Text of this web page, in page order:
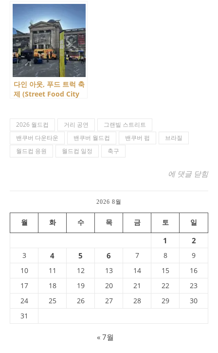
Music’ 파트 1
다인 아웃, 푸드 트럭 축
제 (Street Food City
2026 월드컵 거리 공연
그랜빌 스트리트
밴쿠버 다운타운
밴쿠버 월드컵 밴쿠버 펍
브라질
월드컵 응원
월드컵 일정 축구
2026 월드컵
에 댓글 닫힘
2026 8월
월 화 수 목 금 토 일
1 2
3 4 5 6 7 8
9
10
11 12 13 14 15
16
17
18 19 20 21 22
23
24
25 26 27 28 29
30
31
« 7월